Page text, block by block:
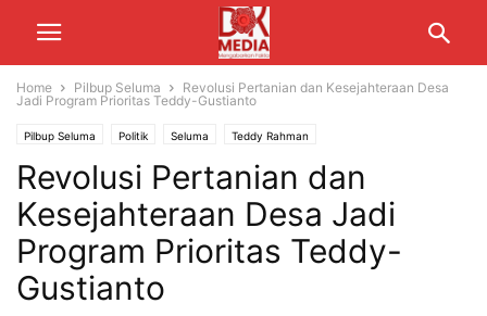
Home Pilbup Seluma
Revolusi Pertanian dan Kesejahteraan Desa
Jadi Program Prioritas Teddy-Gustianto
Pilbup Seluma Politik Seluma Teddy Rahman
Revolusi Pertanian dan
Kesejahteraan Desa Jadi
Program Prioritas Teddy-
Gustianto